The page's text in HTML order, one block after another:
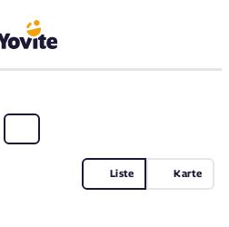
Liste Karte